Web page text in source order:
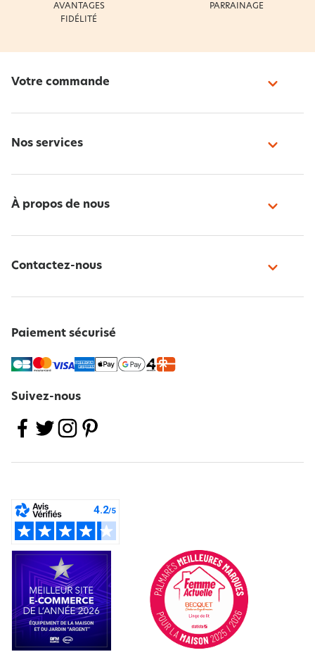
AVANTAGES
FIDÉLITÉ
PARRAINAGE
Votre commande
Nos services
À propos de nous
Contactez-nous
Paiement sécurisé
Suivez-nous